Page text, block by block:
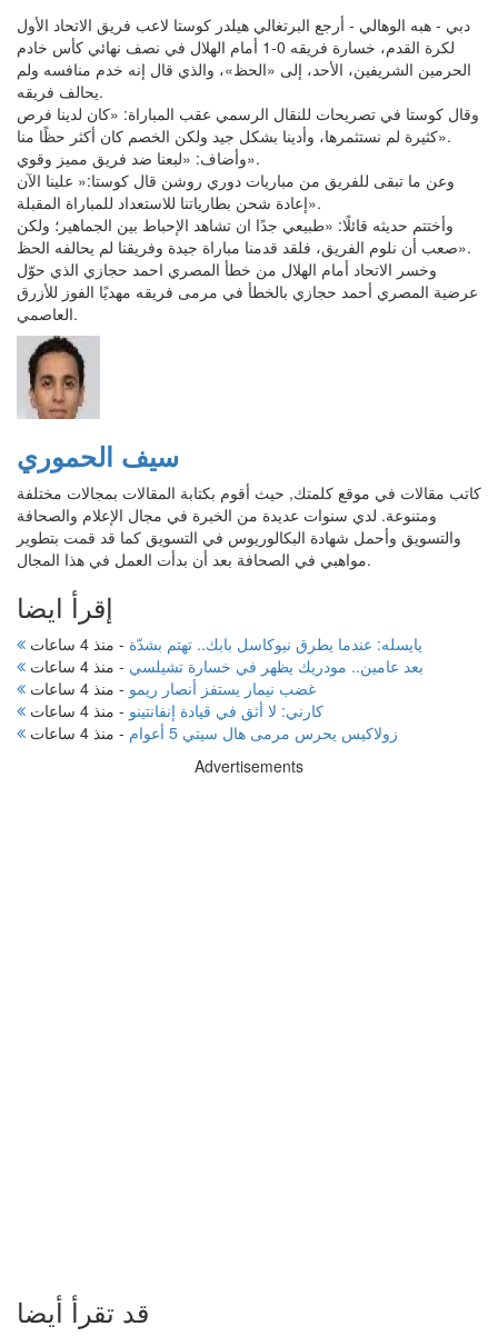
دبي - هبه الوهالي - أرجع البرتغالي هيلدر كوستا لاعب فريق الاتحاد الأول
لكرة القدم، خسارة فريقه 0-1 أمام الهلال في نصف نهائي كأس خادم
الحرمين الشريفين، الأحد، إلى «الحظ»، والذي قال إنه خدم منافسه ولم
يحالف فريقه.
وقال كوستا في تصريحات للنقال الرسمي عقب المباراة: «كان لدينا فرص
كثيرة لم نستثمرها، وأدينا بشكل جيد ولكن الخصم كان أكثر حظًا منا».
وأضاف: «لبعنا ضد فريق مميز وقوي».
وعن ما تبقى للفريق من مباريات دوري روشن قال كوستا:« علينا الآن
إعادة شحن بطارياتنا للاستعداد للمباراة المقبلة».
وأختتم حديثه قائلًا: «طبيعي جدًا ان تشاهد الإحباط بين الجماهير؛ ولكن
صعب أن نلوم الفريق، فلقد قدمنا مباراة جيدة وفريقنا لم يحالفه الحظ».
وخسر الاتحاد أمام الهلال من خطأ المصري احمد حجازي الذي حوّل
عرضية المصري أحمد حجازي بالخطأ في مرمى فريقه مهديًا الفوز للأزرق
العاصمي.
سيف الحموري
كاتب مقالات في موقع كلمتك, حيث أقوم بكتابة المقالات بمجالات مختلفة
ومتنوعة. لدي سنوات عديدة من الخبرة في مجال الإعلام والصحافة
والتسويق وأحمل شهادة البكالوريوس في التسويق كما قد قمت بتطوير
مواهبي في الصحافة بعد أن بدأت العمل في هذا المجال.
إقرأ ايضا
يايسله: عندما يطرق نيوكاسل بابك.. تهتم بشدّة - منذ 4 ساعات
بعد عامين.. مودريك يظهر في خسارة تشيلسي - منذ 4 ساعات
غضب نيمار يستفز أنصار ريمو - منذ 4 ساعات
كارني: لا أثق في قيادة إنفانتينو - منذ 4 ساعات
زولاكيس يحرس مرمى هال سيتي 5 أعوام
- منذ 4 ساعات
Advertisements
قد تقرأ أيضا